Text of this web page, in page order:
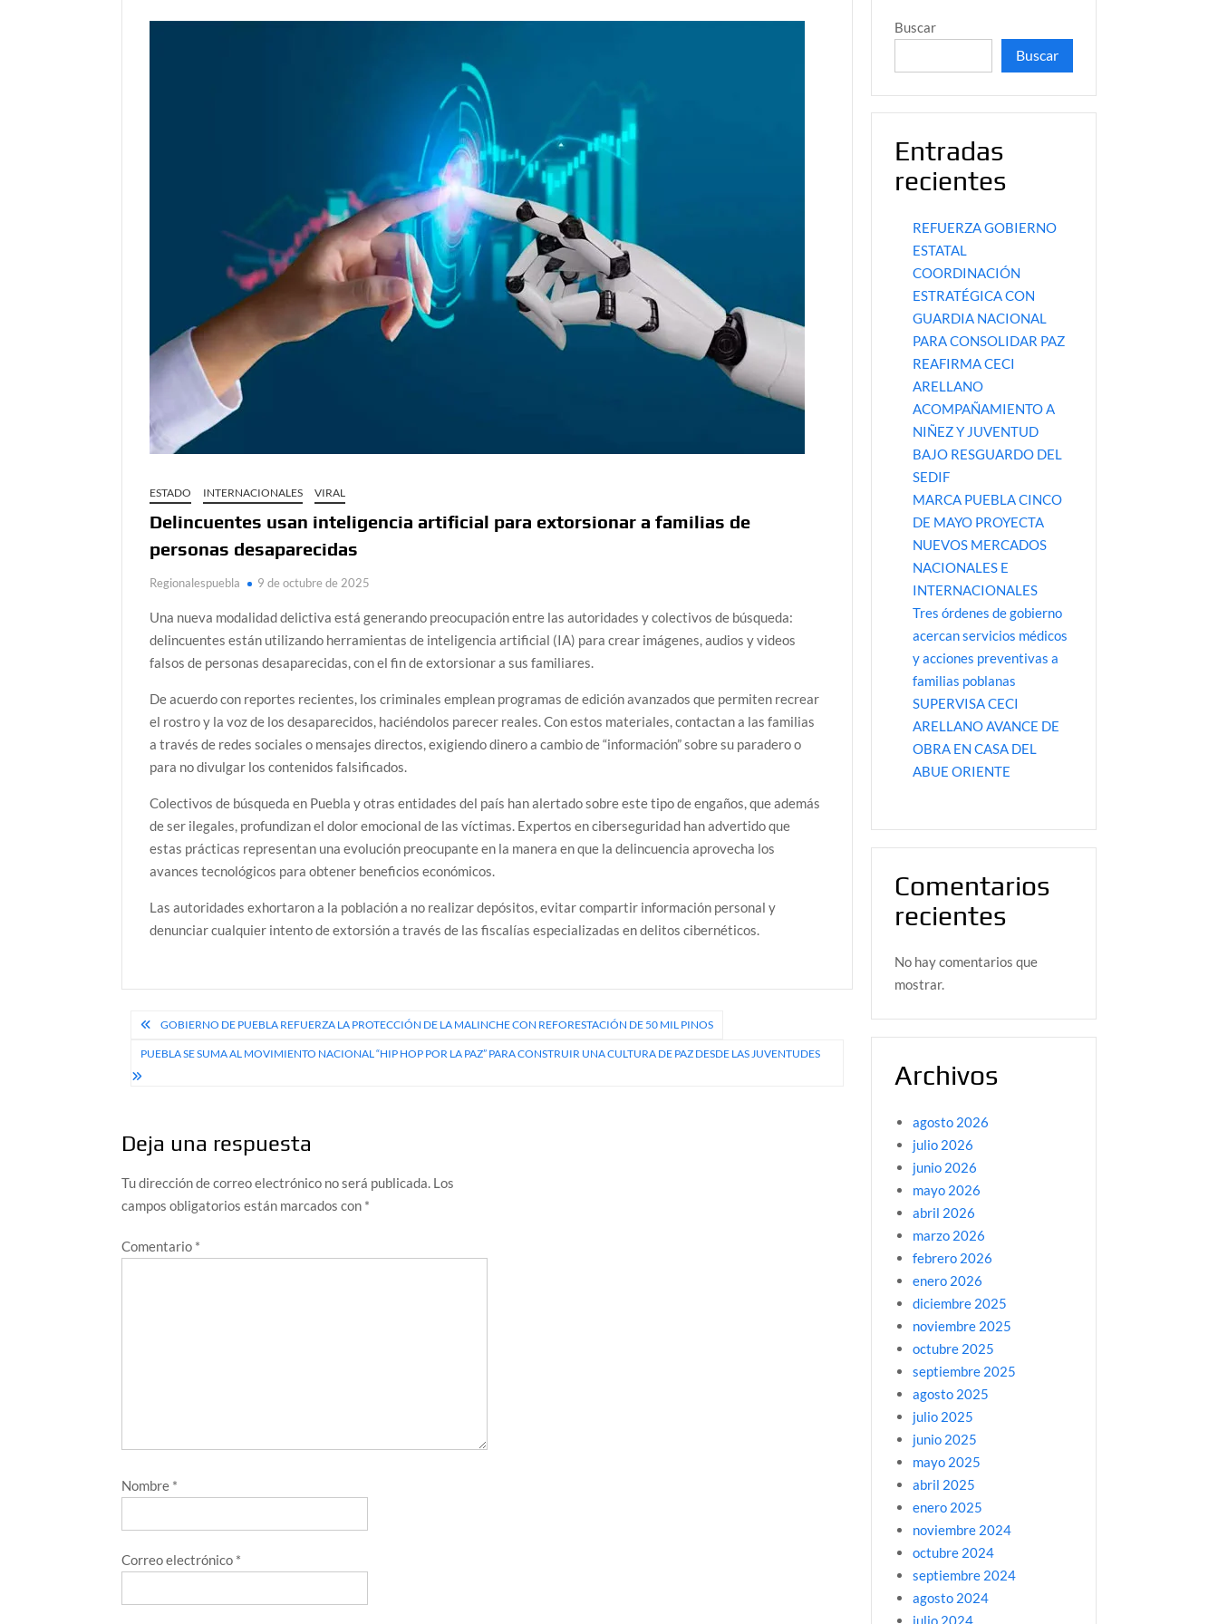
ESTADO INTERNACIONALES VIRAL
Delincuentes usan inteligencia artificial para extorsionar a familias de
personas desaparecidas
Regionalespuebla 9 de octubre de 2025
Una nueva modalidad delictiva está generando preocupación entre las autoridades y colectivos de búsqueda:
delincuentes están utilizando herramientas de inteligencia artificial (IA) para crear imágenes, audios y videos
falsos de personas desaparecidas, con el fin de extorsionar a sus familiares.
De acuerdo con reportes recientes, los criminales emplean programas de edición avanzados que permiten recrear
el rostro y la voz de los desaparecidos, haciéndolos parecer reales. Con estos materiales, contactan a las familias
a través de redes sociales o mensajes directos, exigiendo dinero a cambio de “información” sobre su paradero o
para no divulgar los contenidos falsificados.
Colectivos de búsqueda en Puebla y otras entidades del país han alertado sobre este tipo de engaños, que además
de ser ilegales, profundizan el dolor emocional de las víctimas. Expertos en ciberseguridad han advertido que
estas prácticas representan una evolución preocupante en la manera en que la delincuencia aprovecha los
avances tecnológicos para obtener beneficios económicos.
Las autoridades exhortaron a la población a no realizar depósitos, evitar compartir información personal y
denunciar cualquier intento de extorsión a través de las fiscalías especializadas en delitos cibernéticos.
Navegación
de
entradas
GOBIERNO DE PUEBLA REFUERZA LA PROTECCIÓN DE LA MALINCHE CON REFORESTACIÓN DE 50 MIL PINOS
PUEBLA SE SUMA AL MOVIMIENTO NACIONAL “HIP HOP POR LA PAZ” PARA CONSTRUIR UNA CULTURA DE PAZ DESDE LAS JUVENTUDES
Deja una respuesta
Tu dirección de correo electrónico no será publicada. Los
campos obligatorios están marcados con *
Comentario *
Nombre *
Correo electrónico *
Buscar
Buscar
Entradas
recientes
REFUERZA GOBIERNO
ESTATAL
COORDINACIÓN
ESTRATÉGICA CON
GUARDIA NACIONAL
PARA CONSOLIDAR PAZ
REAFIRMA CECI
ARELLANO
ACOMPAÑAMIENTO A
NIÑEZ Y JUVENTUD
BAJO RESGUARDO DEL
SEDIF
MARCA PUEBLA CINCO
DE MAYO PROYECTA
NUEVOS MERCADOS
NACIONALES E
INTERNACIONALES
Tres órdenes de gobierno
acercan servicios médicos
y acciones preventivas a
familias poblanas
SUPERVISA CECI
ARELLANO AVANCE DE
OBRA EN CASA DEL
ABUE ORIENTE
Comentarios
recientes
No hay comentarios que
mostrar.
Archivos
agosto 2026
julio 2026
junio 2026
mayo 2026
abril 2026
marzo 2026
febrero 2026
enero 2026
diciembre 2025
noviembre 2025
octubre 2025
septiembre 2025
agosto 2025
julio 2025
junio 2025
mayo 2025
abril 2025
enero 2025
noviembre 2024
octubre 2024
septiembre 2024
agosto 2024
julio 2024